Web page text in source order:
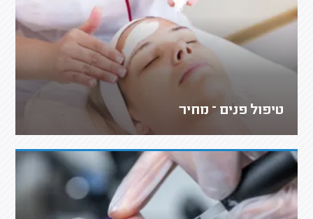
טיפול פנים – מחיר